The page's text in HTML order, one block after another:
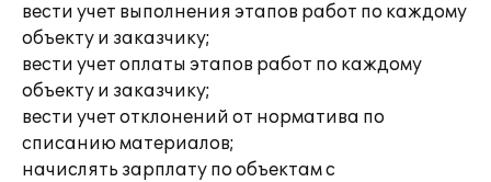
вести учет выполнения этапов работ по каждому
объекту и заказчику;
вести учет оплаты этапов работ по каждому
объекту и заказчику;
вести учет отклонений от норматива по
списанию материалов;
начислять зарплату по объектам с